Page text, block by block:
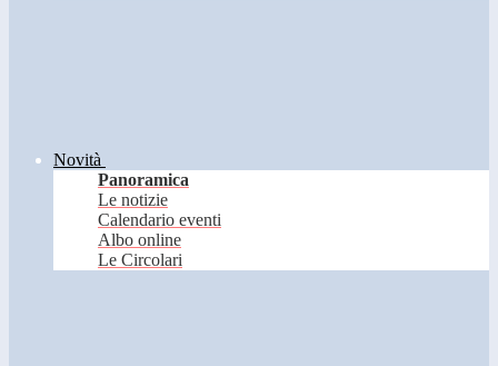
Novità
Panoramica
Le notizie
Calendario eventi
Albo online
Le Circolari